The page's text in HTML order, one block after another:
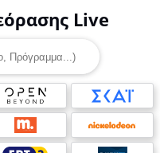
Live